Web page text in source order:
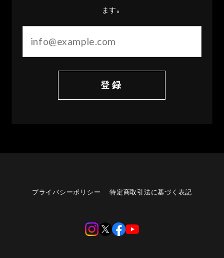
ます。
登録
プライバシーポリシー 特定商取引法に基づく表記